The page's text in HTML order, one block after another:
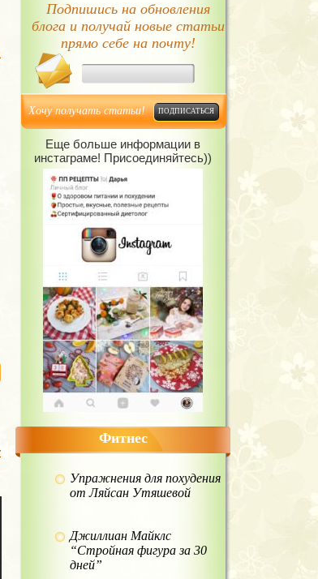
Подпишись на обновления
блога и получай новые статьи
прямо себе на почту!
Хочу получать статьи!
Еще больше информации в
инстаграме! Присоединяйтесь))
Фитнес
Упражнения для похудения
от Ляйсан Утяшевой
Джиллиан Майклс
“Стройная фигура за 30
дней”